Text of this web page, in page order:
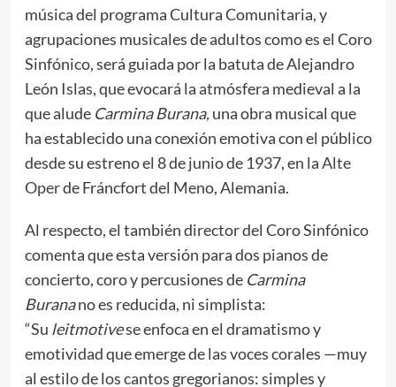
música del programa Cultura Comunitaria, y
agrupaciones musicales de adultos como es el Coro
Sinfónico, será guiada por la batuta de Alejandro
León Islas, que evocará la atmósfera medieval a la
que alude Carmina Burana,una obra musical que
ha establecido una conexión emotiva con el público
desde su estreno el 8 de junio de 1937, en laAlte
Operde Fráncfort del Meno, Alemania.
Al respecto, el también director del Coro Sinfónico
comenta que esta versión para dos pianos de
concierto, coro y percusiones de Carmina
Buranano es reducida, ni simplista:
“Su leitmotivese enfoca en el dramatismo y
emotividad que emerge de las voces corales —muy
al estilo de los cantos gregorianos: simples y